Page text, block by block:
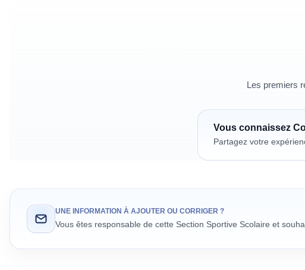
Les premiers
Vous connaissez
Partagez votre
UNE INFORMATION À AJOUTER OU CORRIGER ?
Vous êtes responsable de cette Section Sportive Scolaire et